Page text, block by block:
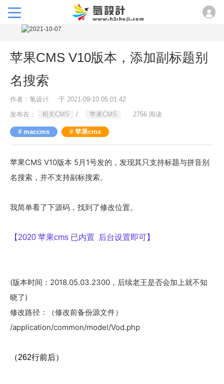
苹果CMS V10版本，添加副标题别
名搜索
作者：氢设计
于 2021-09-10 05:01:42
发布在：
相关CMS / 苹果CMS 2756 阅读
maccms 苹果cms
苹果CMS V10版本 5月1号发的，发现其只支持标题与拼音别
名搜索，并不支持副标搜索。
我简单看了下源码，找到了修改位置。
【2020 苹果cms 已内置 后台设置即可】
(版本时间：2018.05.03.2300，后续老王是否会加上就不知
晓了)
修改路径：（修改前备份源文件）
/application/common/model/Vod.php
（262行前后）